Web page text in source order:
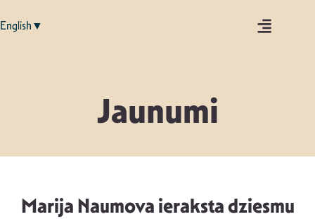
English▼
Jaunumi
Marija Naumova ieraksta dziesmu